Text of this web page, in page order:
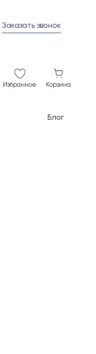
Заказать звонок
Избранное Корзина
Блог